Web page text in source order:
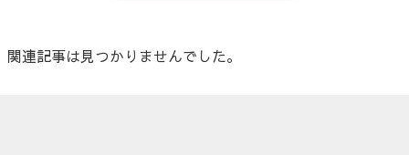
関連記事は見つかりませんでした。